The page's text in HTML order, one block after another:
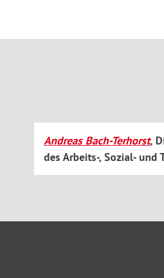
Der Kommentar bietet eine
Tarifangestellte des öffentlichen
Andreas Bach-Terhorst,
des Arbeits-, Sozial- und